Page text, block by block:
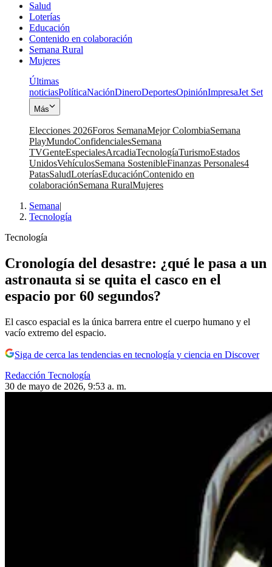
Salud
Loterías
Educación
Contenido en colaboración
Semana Rural
Mujeres
Últimas
noticiasPolíticaNaciónDineroDeportesOpiniónImpresaJet Set
Más
Elecciones 2026Foros SemanaMejor ColombiaSemana
PlayMundoConfidencialesSemana
TVGenteEspecialesArcadiaTecnologíaTurismoEstados
UnidosVehículosSemana SostenibleFinanzas Personales4
PatasSaludLoteríasEducaciónContenido en
colaboraciónSemana RuralMujeres
Semana|
Tecnología
Tecnología
Cronología del desastre: ¿qué le pasa a un
astronauta si se quita el casco en el
espacio por 60 segundos?
El casco espacial es la única barrera entre el cuerpo humano y el
vacío extremo del espacio.
Siga de cerca las tendencias en tecnología y ciencia en Discover
Redacción Tecnología
30 de mayo de 2026, 9:53 a. m.